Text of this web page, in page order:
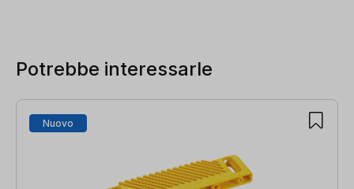
Salta la galleria dei prodotti
Potrebbe interessarle
Nuovo